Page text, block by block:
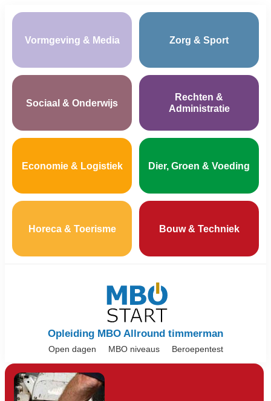
Vormgeving & Media Zorg & Sport
Sociaal & Onderwijs
Rechten &
Administratie
Economie & Logistiek Dier, Groen & Voeding
Horeca & Toerisme Bouw & Techniek
Opleiding MBO Allround timmerman
Open dagen MBO niveaus Beroepentest